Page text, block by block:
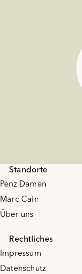
Standorte
Penz Damen
Marc Cain
Über uns
Rechtliches
Impressum
Datenschutz